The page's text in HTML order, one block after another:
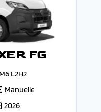
FG
L2H2
Manuelle
2026